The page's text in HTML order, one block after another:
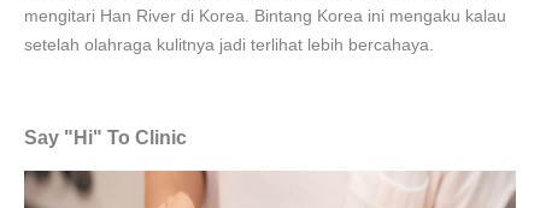
mengitari Han River di Korea. Bintang Korea ini mengaku kalau
setelah olahraga kulitnya jadi terlihat lebih bercahaya.
Say "Hi" To Clinic